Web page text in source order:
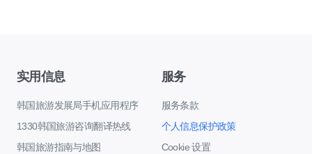
实用信息
韩国旅游发展局手机应用程序
1330韩国旅游咨询翻译热线
韩国旅游指南与地图
服务
服务条款
个人信息保护政策
Cookie 设置